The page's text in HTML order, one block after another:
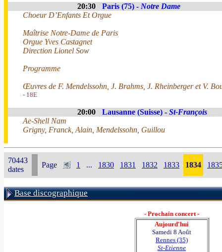
20:30 Paris (75) - Notre Dame
Choeur D’Enfants Et Orgue
Maîtrise Notre-Dame de Paris
Orgue Yves Castagnet
Direction Lionel Sow
Programme
Œuvres de F. Mendelssohn, J. Brahms, J. Rheinberger et V.
- 18E
20:00 Lausanne (Suisse) - St-François
Ae-Shell Nam
Grigny, Franck, Alain, Mendelssohn, Guillou
70443
dates
Page 1 ... 1830 1831 1832 1833 1834
Base discographique
- Prochain concert -
Aujourd'hui
Samedi 8 Août
Rennes (35)
St-Etienne